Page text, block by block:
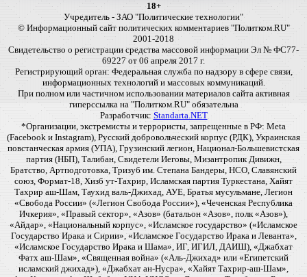
18+
Учредитель - ЗАО "Политические технологии"
© Информационный сайт политических комментариев "Политком.RU"
2001-2018
Свидетельство о регистрации средства массовой информации Эл № ФС77-
69227 от 06 апреля 2017 г.
Регистрирующий орган: Федеральная служба по надзору в сфере связи,
информационных технологий и массовых коммуникаций.
При полном или частичном использовании материалов сайта активная
гиперссылка на "Политком.RU" обязательна
Разработчик: Standarta.NET
*Организации, экстремисты и террористы, запрещенные в РФ: Meta
(Facebook и Instagram), Русский добровольческий корпус (РДК), Украинская
повстанческая армия (УПА), Грузинский легион, Национал-Большевистская
партия (НБП), Талибан, Свидетели Иеговы, Мизантропик Дивижн,
Братство, Артподготовка, Тризуб им. Степана Бандеры, НСО, Славянский
союз, Формат-18, Хизб ут-Тахрир, Исламская партия Туркестана, Хайят
Тахрир аш-Шам, Таухид валь-Джихад, АУЕ, Братья мусульмане, Легион
«Свобода России» («Легион Свобода России»), «Чеченская Республика
Ичкерия», «Правый сектор», «Азов» (батальон «Азов», полк «Азов»),
«Айдар», «Национальный корпус», «Исламское государство» («Исламское
Государство Ирака и Сирии», «Исламское Государство Ирака и Леванта»,
«Исламское Государство Ирака и Шама», ИГ, ИГИЛ, ДАИШ), «Джабхат
Фатх аш-Шам», «Священная война» («Аль-Джихад» или «Египетский
исламский джихад»), «Джабхат ан-Нусра», «Хайят Тахрир-аш-Шам»,